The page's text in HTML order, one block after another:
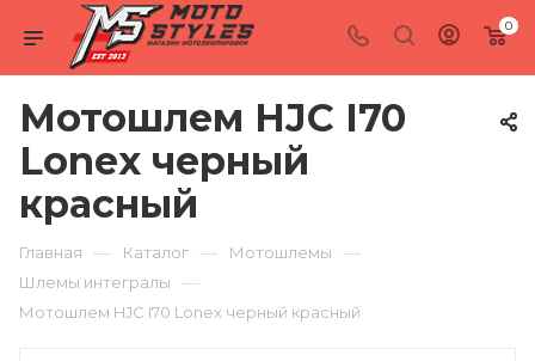
0
Мотошлем HJC I70
Lonex черный
красный
Главная — Каталог — Мотошлемы —
Шлемы интегралы —
Мотошлем HJC I70 Lonex черный красный